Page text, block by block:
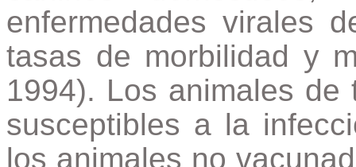
enfermedades virales
tasas de morbilidad y
1994). Los animales
susceptibles a la
los animales no